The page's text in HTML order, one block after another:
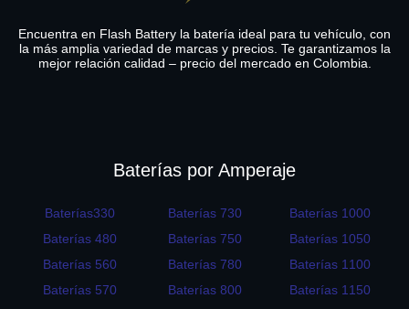
Encuentra en Flash Battery la batería ideal para tu vehículo, con
la más amplia variedad de marcas y precios. Te garantizamos la
mejor relación calidad – precio del mercado en Colombia.
Baterías por Amperaje
Baterías330
Baterías 480
Baterías 560
Baterías 570
Baterías 730
Baterías 750
Baterías 780
Baterías 800
Baterías 1000
Baterías 1050
Baterías 1100
Baterías 1150